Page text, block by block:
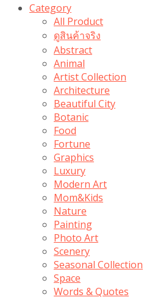
Category
All Product
ดูสินค้าจริง
Abstract
Animal
Artist Collection
Architecture
Beautiful City
Botanic
Food
Fortune
Graphics
Luxury
Modern Art
Mom&Kids
Nature
Painting
Photo Art
Scenery
Seasonal Collection
Space
Words & Quotes